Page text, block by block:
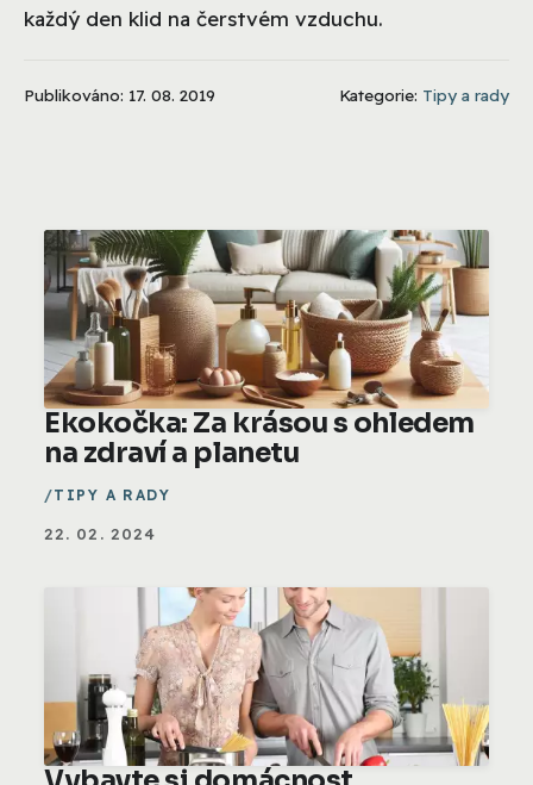
každý den klid na čerstvém vzduchu.
Publikováno: 17. 08. 2019 Kategorie: Tipy a rady
Ekokočka: Za krásou s ohledem
na zdraví a planetu
TIPY A RADY
22. 02. 2024